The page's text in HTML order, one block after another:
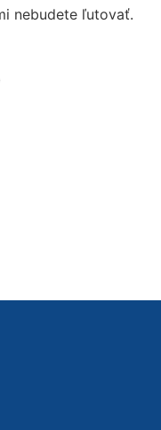
nebudete ľutovať.